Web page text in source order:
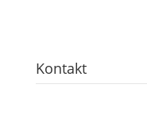
Kontakt